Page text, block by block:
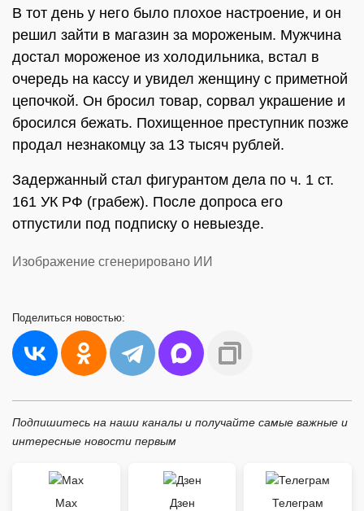
В тот день у него было плохое настроение, и он
решил зайти в магазин за мороженым. Мужчина
достал мороженое из холодильника, встал в
очередь на кассу и увидел женщину с приметной
цепочкой. Он бросил товар, сорвал украшение и
бросился бежать. Похищенное преступник позже
продал незнакомцу за 13 тысяч рублей.
Задержанный стал фигурантом дела по ч. 1 ст.
161 УК РФ (грабеж). После допроса его
отпустили под подписку о невыезде.
Изображение сгенерировано ИИ
Поделиться новостью:
Подпишитесь на наши каналы и получайте самые важные и
интересные новости первым
Max Дзен Телеграм